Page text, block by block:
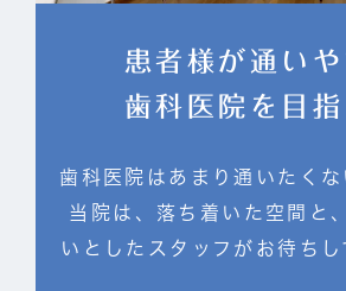
患者様が通いや
歯科医院を目指
歯科医院はあまり通いたくな
当院は、落ち着いた空間と
いとしたスタッフがお待ちし